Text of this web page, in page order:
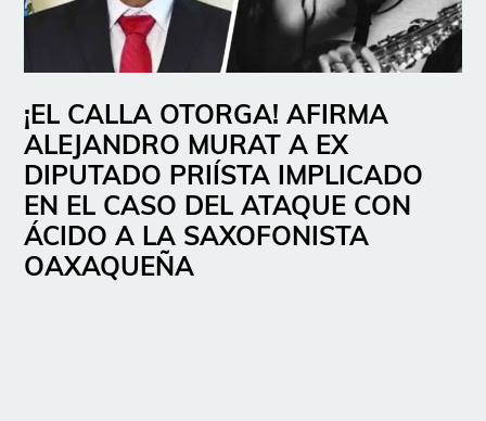
¡EL CALLA OTORGA! AFIRMA
ALEJANDRO MURAT A EX
DIPUTADO PRIÍSTA IMPLICADO
EN EL CASO DEL ATAQUE CON
ÁCIDO A LA SAXOFONISTA
OAXAQUEÑA